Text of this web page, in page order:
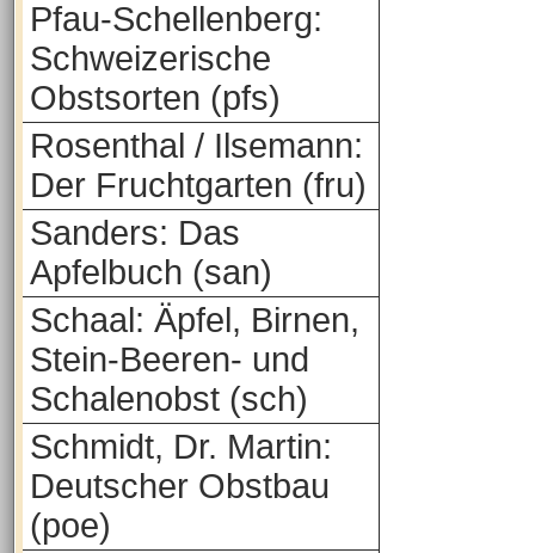
Pfau-Schellenberg:
Schweizerische
Obstsorten (pfs)
Rosenthal / Ilsemann:
Der Fruchtgarten (fru)
Sanders: Das
Apfelbuch (san)
Schaal: Äpfel, Birnen,
Stein-Beeren- und
Schalenobst (sch)
Schmidt, Dr. Martin:
Deutscher Obstbau
(poe)